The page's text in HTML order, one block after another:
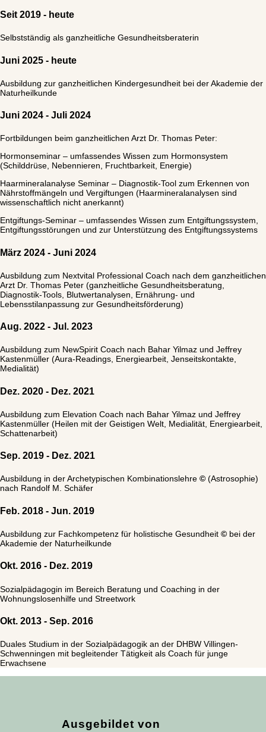
Seit 2019 - heute
Selbstständig als ganzheitliche Gesundheitsberaterin
Juni 2025 - heute
Ausbildung zur ganzheitlichen Kindergesundheit bei der Akademie der
Naturheilkunde
Juni 2024 - Juli 2024
Fortbildungen beim ganzheitlichen Arzt Dr. Thomas Peter:
Hormonseminar – umfassendes Wissen zum Hormonsystem
(Schilddrüse, Nebennieren, Fruchtbarkeit, Energie)
Haarmineralanalyse Seminar – Diagnostik-Tool zum Erkennen von
Nährstoffmängeln und Vergiftungen (Haarmineralanalysen sind
wissenschaftlich nicht anerkannt)
Entgiftungs-Seminar – umfassendes Wissen zum Entgiftungssystem,
Entgiftungsstörungen und zur Unterstützung des Entgiftungssystems
März 2024 - Juni 2024
Ausbildung zum Nextvital Professional Coach nach dem ganzheitlichen
Arzt Dr. Thomas Peter (ganzheitliche Gesundheitsberatung,
Diagnostik-Tools, Blutwertanalysen, Ernährung- und
Lebensstilanpassung zur Gesundheitsförderung)
Aug. 2022 - Jul. 2023
Ausbildung zum NewSpirit Coach nach Bahar Yilmaz und Jeffrey
Kastenmüller (Aura-Readings, Energiearbeit, Jenseitskontakte,
Medialität)
Dez. 2020 - Dez. 2021
Ausbildung zum Elevation Coach nach Bahar Yilmaz und Jeffrey
Kastenmüller (Heilen mit der Geistigen Welt, Medialität, Energiearbeit,
Schattenarbeit)
Sep. 2019 - Dez. 2021
Ausbildung in der Archetypischen Kombinationslehre © (Astrosophie)
nach Randolf M. Schäfer
Feb. 2018 - Jun. 2019
Ausbildung zur Fachkompetenz für holistische Gesundheit © bei der
Akademie der Naturheilkunde
Okt. 2016 - Dez. 2019
Sozialpädagogin im Bereich Beratung und Coaching in der
Wohnungslosenhilfe und Streetwork
Okt. 2013 - Sep. 2016
Duales Studium in der Sozialpädagogik an der DHBW Villingen-
Schwenningen mit begleitender Tätigkeit als Coach für junge
Erwachsene
Ausgebildet von